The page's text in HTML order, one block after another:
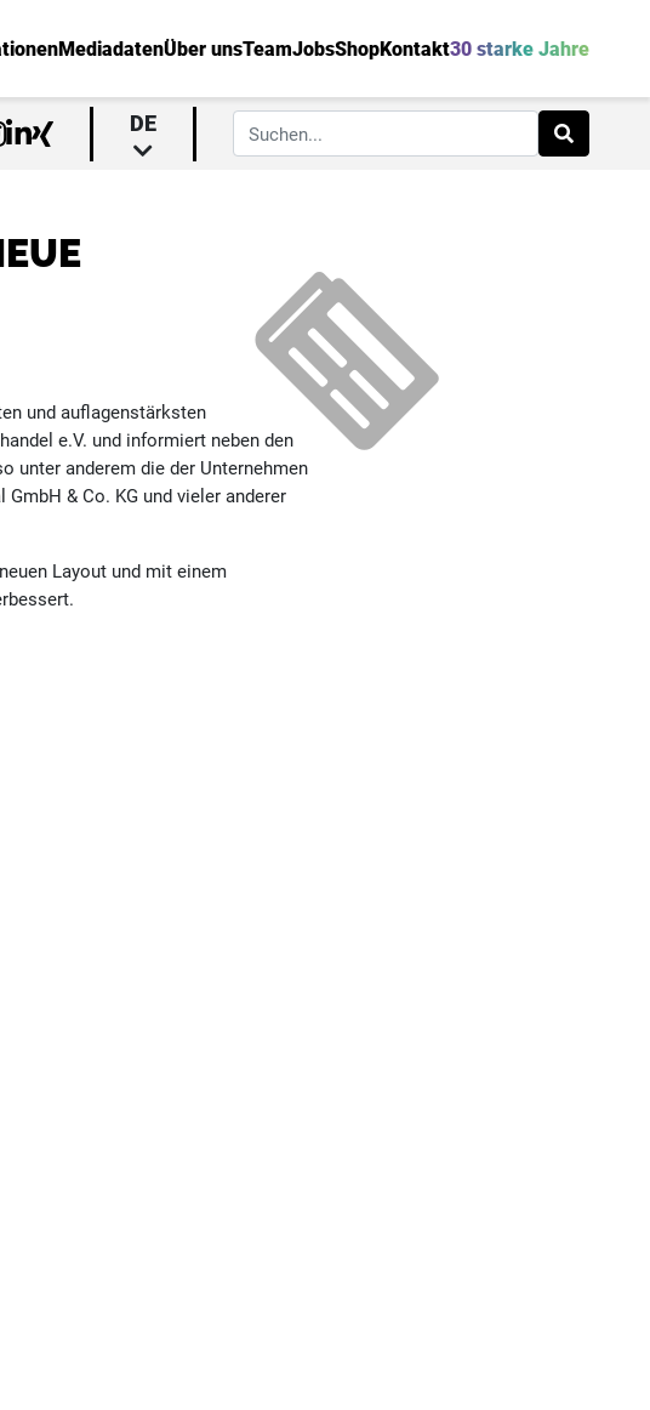
MediadatenÜber unsTeamJobsShopKontakt30 starke Jahre
DE
und auflagenstärksten
e.V. und informiert neben den
unter anderem die der Unternehmen
& Co. KG und vieler anderer
Layout und mit einem